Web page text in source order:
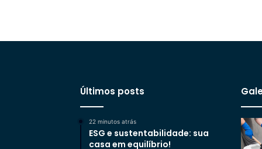
Últimos posts
22 minutos atrás
ESG e sustentabilidade: sua
casa em equilíbrio!